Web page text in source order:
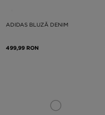
ADIDAS BLUZĂ DENIM
499,99 RON